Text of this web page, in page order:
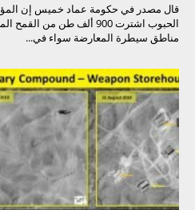
قال مصدر في حكومة عماد خميس إن
الحبوب اشترت 900 ألف طن
مناطق سيطرة المعارضة سواء في...